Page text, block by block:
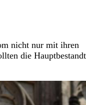
nicht nur mit ihren
die